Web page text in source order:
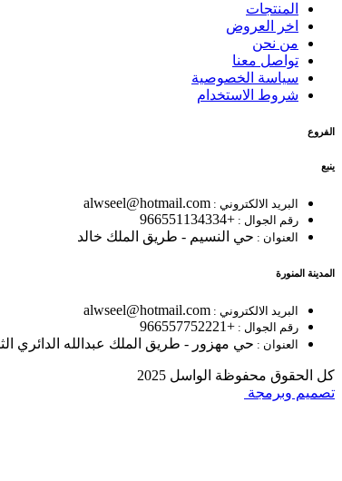
المنتجات
اخر العروض
من نحن
تواصل معنا
سياسة الخصوصية
شروط الاستخدام
الفروع
ينبع
البريد الالكتروني : alwseel@hotmail.com
رقم الجوال : +966551134334
العنوان : حي النسيم - طريق الملك خالد
المدينة المنورة
البريد الالكتروني : alwseel@hotmail.com
رقم الجوال : +966557752221
العنوان : حي مهزور - طريق الملك عبدالله الدائري
كل الحقوق محفوظة الواسل 2025
تصميم وبرمجة